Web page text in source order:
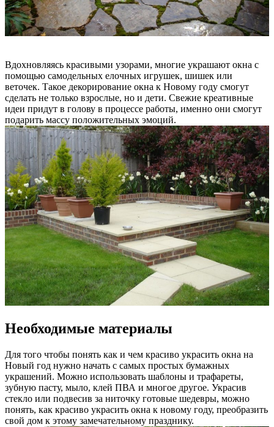
Вдохновляясь красивыми узорами, многие украшают окна с
помощью самодельных елочных игрушек, шишек или
веточек. Такое декорирование окна к Новому году смогут
сделать не только взрослые, но и дети. Свежие креативные
идеи придут в голову в процессе работы, именно они смогут
подарить массу положительных эмоций.
Необходимые материалы
Для того чтобы понять как и чем красиво украсить окна на
Новый год нужно начать с самых простых бумажных
украшений. Можно использовать шаблоны и трафареты,
зубную пасту, мыло, клей ПВА и многое другое. Украсив
стекло или подвесив за ниточку готовые шедевры, можно
понять, как красиво украсить окна к новому году, преобразить
свой дом к этому замечательному празднику.